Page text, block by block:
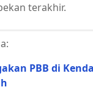
terakhir.
PBB di